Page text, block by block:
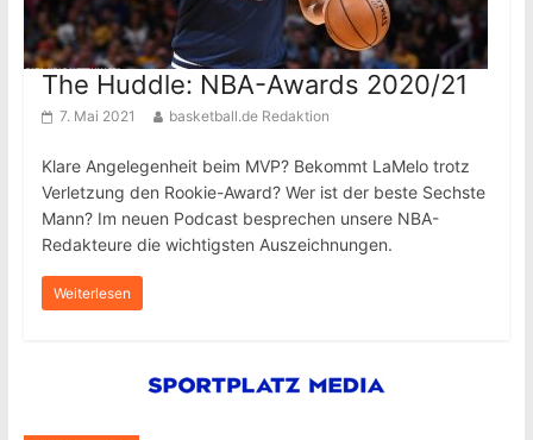
The Huddle: NBA-Awards 2020/21
7. Mai 2021 basketball.de Redaktion
Klare Angelegenheit beim MVP? Bekommt LaMelo trotz
Verletzung den Rookie-Award? Wer ist der beste Sechste
Mann? Im neuen Podcast besprechen unsere NBA-
Redakteure die wichtigsten Auszeichnungen.
Weiterlesen